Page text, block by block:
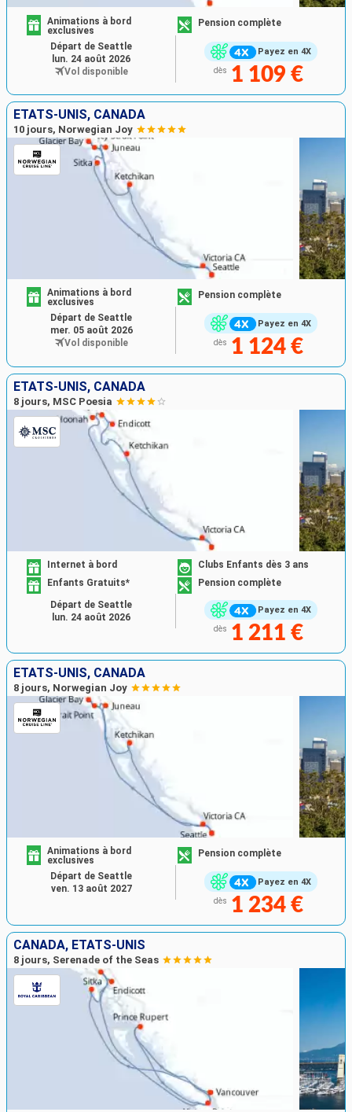
Payez en 4X
Animations à bord
exclusives
Pension complète
dès 1 109 €
Départ de Seattle
lun. 24 août 2026
Vol disponible
ÉTATS-UNIS, CANADA
10 jours, Norwegian Joy
Payez en 4X
Animations à bord
exclusives
Pension complète
dès 1 124 €
Départ de Seattle
mer. 05 août 2026
Vol disponible
ÉTATS-UNIS, CANADA
8 jours, MSC Poesia
Payez en 4X
Internet à bord
Clubs Enfants dès 3 ans
Enfants Gratuits*
Pension complète
dès 1 211 €
Départ de Seattle
lun. 24 août 2026
ÉTATS-UNIS, CANADA
8 jours, Norwegian Joy
Payez en 4X
Animations à bord
exclusives
Pension complète
dès 1 234 €
Départ de Seattle
ven. 13 août 2027
CANADA, ÉTATS-UNIS
8 jours, Serenade of the Seas